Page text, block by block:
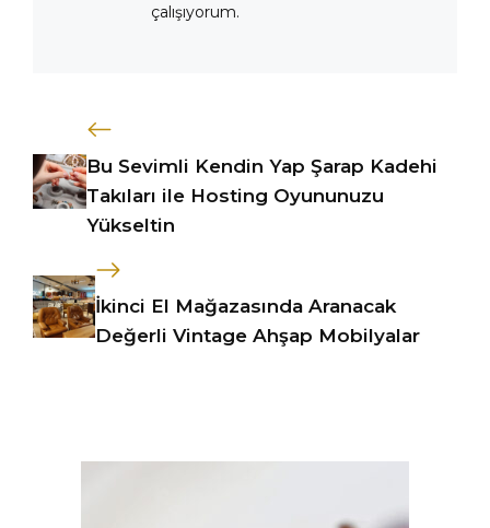
çalışıyorum.
Bu Sevimli Kendin Yap Şarap Kadehi
Takıları ile Hosting Oyununuzu
Yükseltin
İkinci El Mağazasında Aranacak
Değerli Vintage Ahşap Mobilyalar